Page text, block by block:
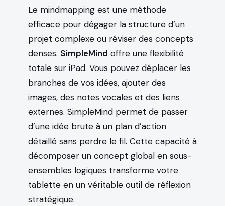
Le mindmapping est une méthode
efficace pour dégager la structure d’un
projet complexe ou réviser des concepts
denses. SimpleMind offre une flexibilité
totale sur iPad. Vous pouvez déplacer les
branches de vos idées, ajouter des
images, des notes vocales et des liens
externes. SimpleMind permet de passer
d’une idée brute à un plan d’action
détaillé sans perdre le fil. Cette capacité à
décomposer un concept global en sous-
ensembles logiques transforme votre
tablette en un véritable outil de réflexion
stratégique.